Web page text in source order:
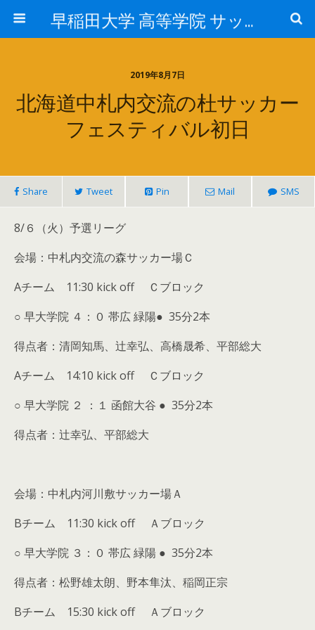
早稲田大学 高等学院 サッカー部
2019年8月7日
北海道中札内交流の杜サッカー
フェスティバル初日
Share Tweet Pin Mail SMS
8/６（火）予選リーグ
会場：中札内交流の森サッカー場Ｃ
Aチーム 11:30 kick off Ｃブロック
○ 早大学院 ４：０ 帯広 緑陽● 35分2本
得点者：清岡知馬、辻幸弘、高橋晟希、平部総大
Aチーム 14:10 kick off Ｃブロック
○ 早大学院 ２ ：１ 函館大谷 ● 35分2本
得点者：辻幸弘、平部総大
会場：中札内河川敷サッカー場Ａ
Bチーム 11:30 kick off Ａブロック
○ 早大学院 ３：０ 帯広 緑陽 ● 35分2本
得点者：松野雄太朗、野本隼汰、稲岡正宗
Bチーム 15:30 kick off Ａブロック